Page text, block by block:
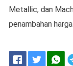
Metallic, dan
penambahan